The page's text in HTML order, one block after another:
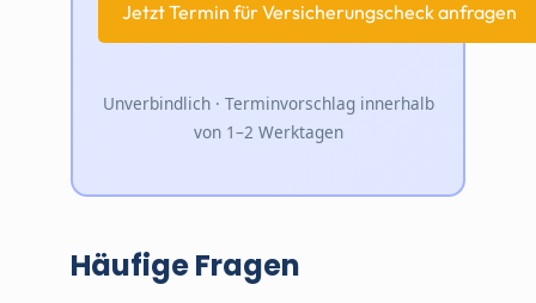
Unverbindlich · Terminvorschlag innerhalb
von 1–2 Werktagen
Häufige Fragen